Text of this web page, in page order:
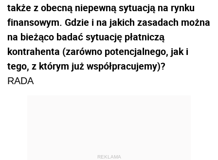
także z obecną niepewną sytuacją na rynku
finansowym. Gdzie i na jakich zasadach można
na bieżąco badać sytuację płatniczą
kontrahenta (zarówno potencjalnego, jak i
tego, z którym już współpracujemy)?
RADA
REKLAMA